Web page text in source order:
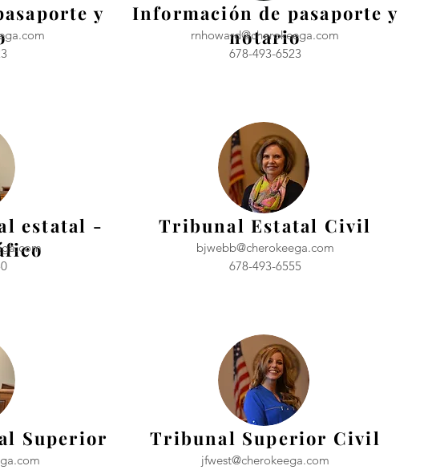
y
estatal -
Superior
Información de pasaporte y
notario
rnhoward@cherokeega.com
678-493-6523
Tribunal Estatal Civil
bjwebb@cherokeega.com
678-493-6555
Tribunal Superior Civil
jfwest@cherokeega.com